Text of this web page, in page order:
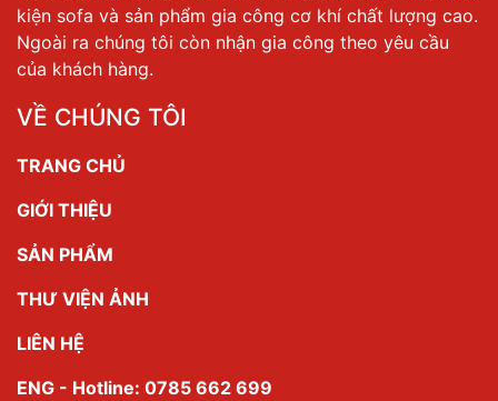
kiện sofa và sản phẩm gia công cơ khí chất lượng cao.
Ngoài ra chúng tôi còn nhận gia công theo yêu cầu
của khách hàng.
VỀ CHÚNG TÔI
TRANG CHỦ
GIỚI THIỆU
SẢN PHẨM
THƯ VIỆN ẢNH
LIÊN HỆ
ENG - Hotline: 0785 662 699